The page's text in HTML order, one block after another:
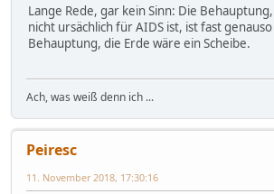
Lange Rede, gar kein Sinn: Die
nicht ursächlich für AIDS ist, ist fast
Behauptung, die Erde wäre ein Scheibe.
Ach, was weiß denn ich ...
Peiresc
11. November 2018, 17:30:16